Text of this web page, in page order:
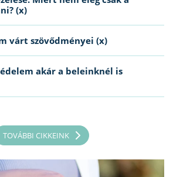
(x)
várt szövődményei (x)
akár a beleinknél is
TOVÁBBI CIKKEINK